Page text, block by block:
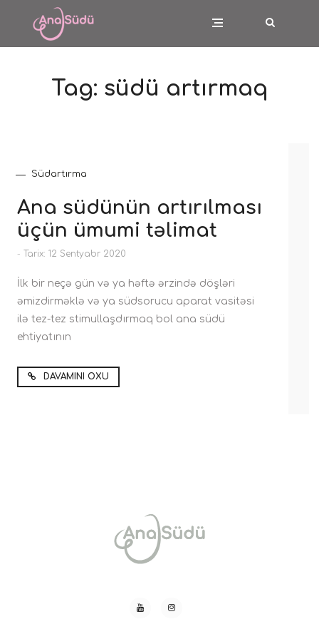
Tag: südü artırmaq
Südartırma
Ana südünün artırılması
üçün ümumi təlimat
- Tarix: 12 Sentyabr 2020
İlk bir neçə gün və ya həftə ərzində döşləri
əmizdirməklə və ya südsorucu aparat vasitəsi
ilə tez-tez stimullaşdırmaq bol ana südü
ehtiyatının
DAVAMINI OXU